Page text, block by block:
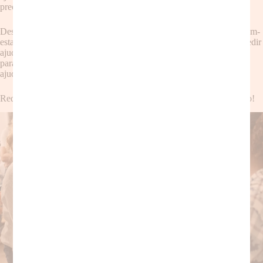
precisa de apoio.
Desapegar-se da ideia de perfeição é um passo crucial para o seu bem-
estar. Aceite que você não precisa ser super-mãe, que é permitido pedir
ajuda e que isso não te torna menos capaz. As outras
para te apoiar, para te lembrar que você não está sozinha e para te
ajudar a enfrentar os desafios da maternidade com mais leveza.
Redefinindo o Conceito de “Boa Mãe”: Apoio, Sim! Perfeição, Não!